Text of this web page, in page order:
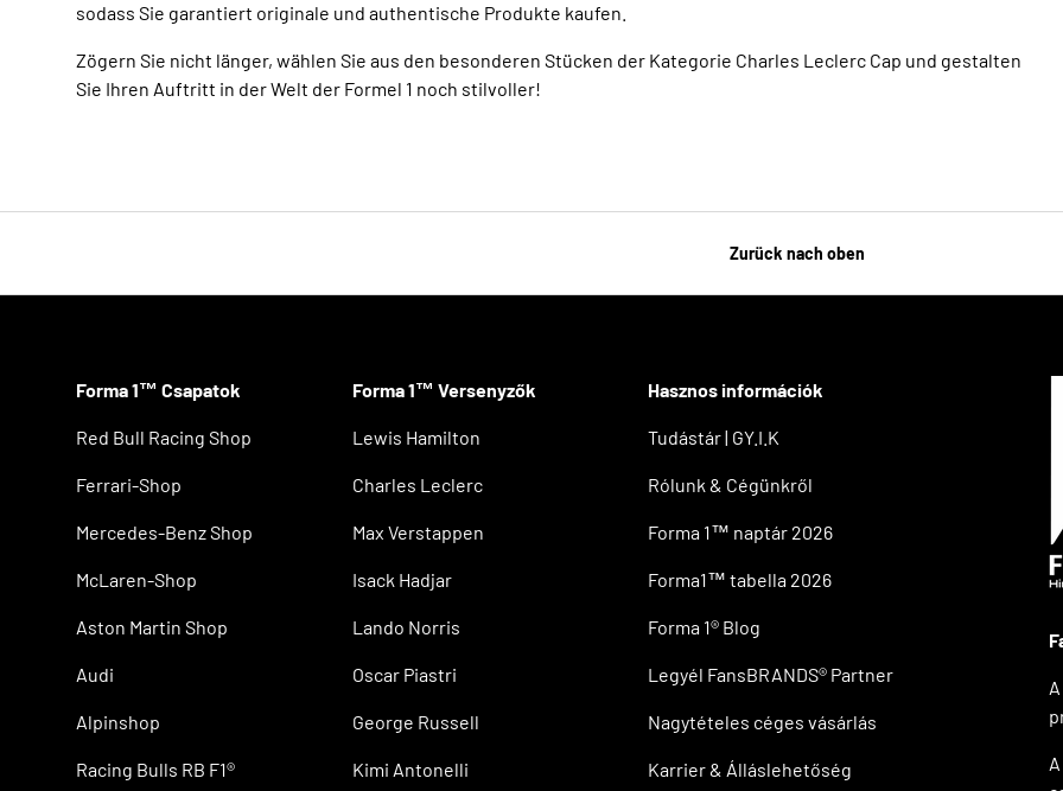
sodass Sie garantiert originale und authentische Produkte kaufen.
Zögern Sie nicht länger, wählen Sie aus den besonderen Stücken der Kategorie Charles Leclerc Cap und gestalten
Sie Ihren Auftritt in der Welt der Formel 1 noch stilvoller!
Zurück nach oben
Forma 1™ Csapatok
Red Bull Racing Shop
Ferrari-Shop
Mercedes-Benz Shop
McLaren-Shop
Aston Martin Shop
Audi
Alpinshop
Racing Bulls RB F1®
Forma 1™ Versenyzők
Lewis Hamilton
Charles Leclerc
Max Verstappen
Isack Hadjar
Lando Norris
Oscar Piastri
George Russell
Kimi Antonelli
Hasznos információk
Tudástár | GY.I.K
Rólunk & Cégünkről
Forma 1™ naptár 2026
Forma1™ tabella 2026
Forma 1® Blog
Legyél FansBRANDS® Partner
Nagytételes céges vásárlás
Karrier & Álláslehetőség A